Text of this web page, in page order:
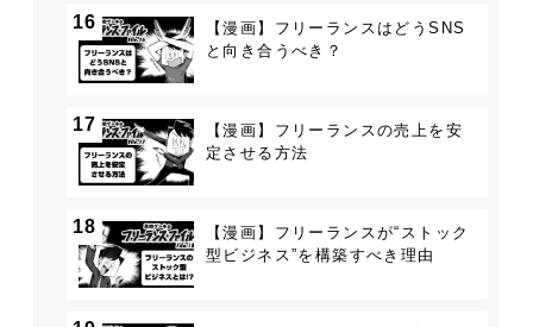
16
【漫画】フリーランスはどうSNS
と向き合うべき？
17
【漫画】フリーランスの売上を安
定させる方法
18
【漫画】フリーランスが“ストック
型ビジネス”を構築すべき理由